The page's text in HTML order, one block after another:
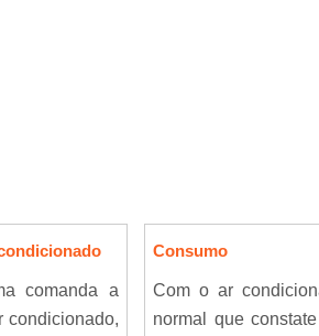
comanda a
condicionado,
Consumo
Com o ar
normal que